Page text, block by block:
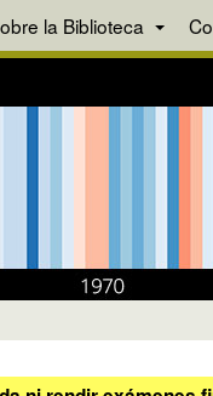
la Biblioteca